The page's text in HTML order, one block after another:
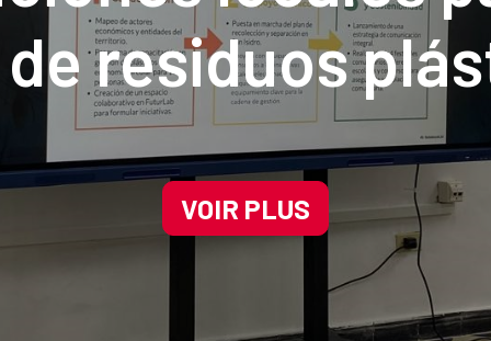
residuos
priorizada
de La
VOIR PLUS